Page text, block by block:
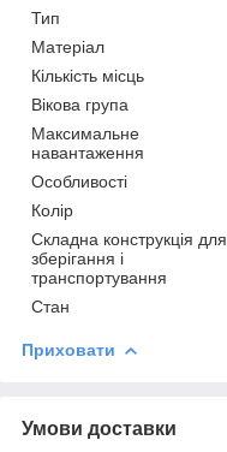
Тип
Матеріал
Кількість місць
Вікова група
Максимальне
навантаження
Особливості
Колір
Складна конструкція для
зберігання і
транспортування
Стан
Приховати
Умови доставки